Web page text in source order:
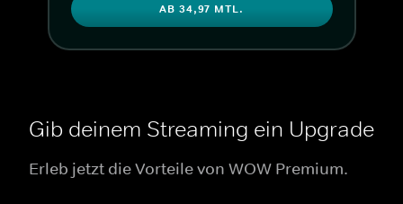
AB 34,97 MTL.
Gib deinem Streaming ein Upgrade
Erleb jetzt die Vorteile von WOW Premium.